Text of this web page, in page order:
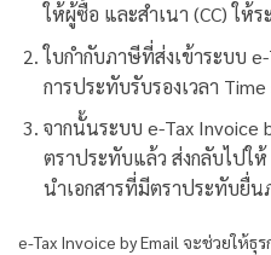
ให้ผู้ซื้อ และสำเนา (CC) ให้
ใบกำกับภาษีที่ส่งเข้าระบบ
การประทับรับรองเวลา
จากนั้นระบบ e-Tax Invoice
ตราประทับแล้ว ส่งกลับไปใ
นำเอกสารที่มีตราประทับยื่
e-Tax Invoice by Email จะช่วยให้